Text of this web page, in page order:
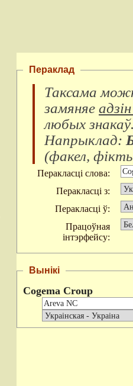
Пераклад
Таксама
замяняе
любых знакаў
Напрыклад:
(факел,
Перакласці слова:
Перакласці з:
Перакласці ў:
Працоўная
інтэрфейсу:
Вынікі
Cogema Croup